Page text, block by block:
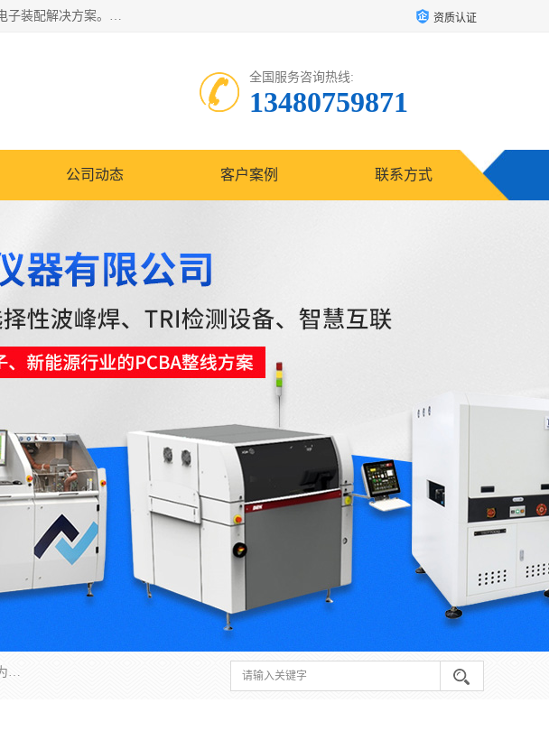
深圳市亿阳电子仪器有限公司坐落于风景秀丽的深圳市光明区，集SMT设备销售务为一体，努力为客户提供电子装配解决方案。与行业**SMT设备厂商：ASM（印刷机，锡膏检查机，贴片机），德国ERSA（爱莎）建立了稳固的代理合作关系，销售的设备一直保持**电子装配行业未来发展方向，能够满足客户各种繁杂产品的生产应用。 资质认证
全国服务咨询热线:
13480759871
公司动态 客户案例 联系方式
深圳市亿阳电子仪器有限公司坐落于风景秀丽的深圳市光明区，集SMT设备销售务为一体，努力为客户提供电子装配解决方案。与行业**SMT设备厂商：ASM（印刷机，锡膏检查机，贴片机），德国ERSA（爱莎）建立了稳固的代理合作关系，销售的设备一直保持**电子装配行业未来发展方向，能够满足客户各种繁杂产品的生产应用。